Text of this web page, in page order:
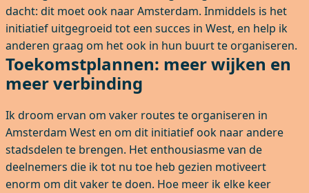
dacht: dit moet ook naar Amsterdam. Inmiddels is het
initiatief uitgegroeid tot een succes in West, en help ik
anderen graag om het ook in hun buurt te organiseren.
Toekomstplannen: meer wijken en
meer verbinding
Ik droom ervan om vaker routes te organiseren in
Amsterdam West en om dit initiatief ook naar andere
stadsdelen te brengen. Het enthousiasme van de
deelnemers die ik tot nu toe heb gezien motiveert
enorm om dit vaker te doen. Hoe meer ik elke keer